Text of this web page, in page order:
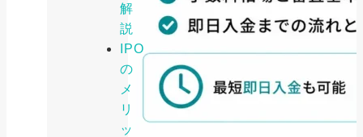
解
説
IPO
の
メ
リ
ッ